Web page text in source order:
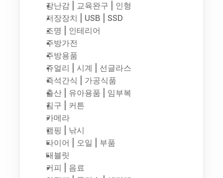
장난감 | 교육완구 | 인형
저장장치 | USB | SSD
조명 | 인테리어
주방가전
주방용품
쥬얼리 | 시계 | 선글라스
즉석간식 | 가공식품
출산 | 유아용품 | 임부복
침구 | 커튼
카메라
캠핑 | 낚시
타이어 | 오일 | 부품
태블릿
커피 | 음료